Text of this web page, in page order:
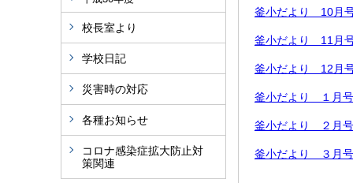
校長室より
学校日記
災害時の対応
各種お知らせ
コロナ感染症拡大防止対
策関連
釜小だより 10月
釜小だより 11月
釜小だより 12月
釜小だより １月号
釜小だより ２月号
釜小だより ３月号